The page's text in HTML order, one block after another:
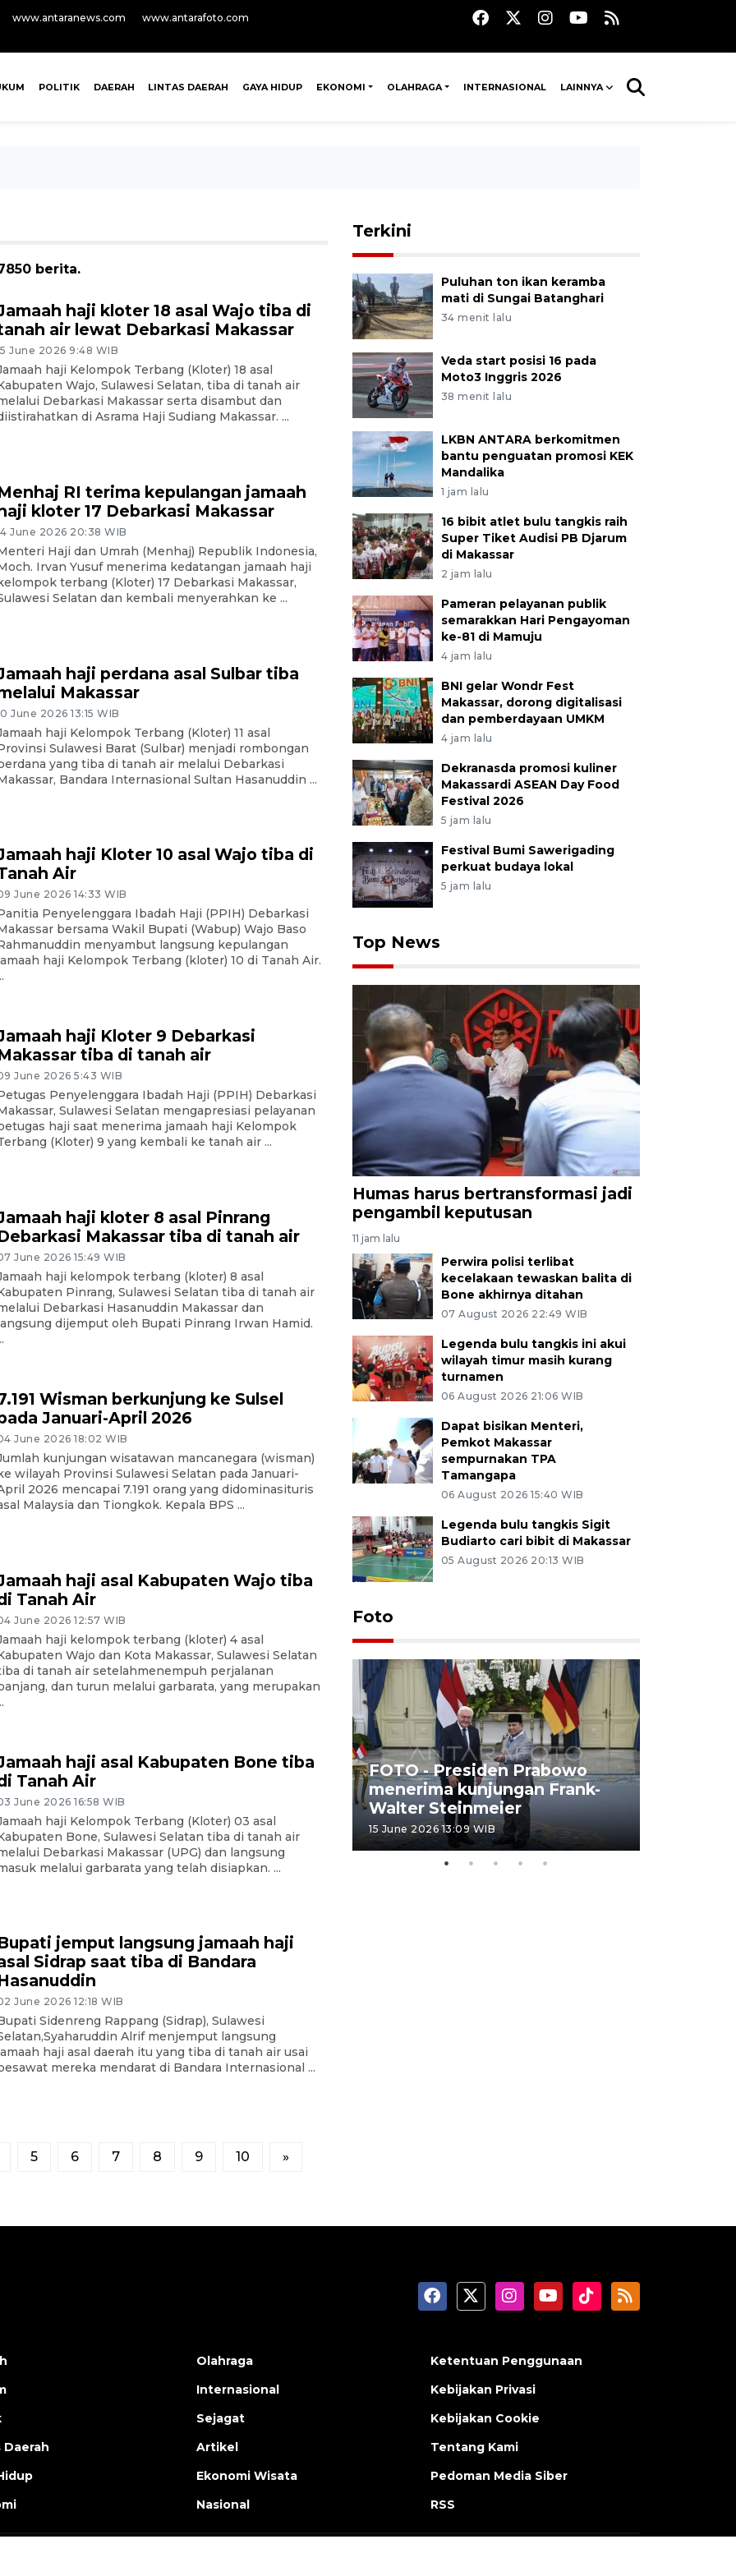
www.antaranews.com www.antarafoto.com
POLITIK DAERAH LINTAS DAERAH GAYA HIDUP EKONOMI OLAHRAGA INTERNASIONAL LAINNYA
berita.
haji kloter 18 asal Wajo tiba di
air lewat Debarkasi Makassar
June 2026 9:48 WIB
haji Kelompok Terbang (Kloter) 18 asal
Wajo, Sulawesi Selatan, tiba di tanah air
Debarkasi Makassar serta disambut dan
di Asrama Haji Sudiang Makassar. ...
RI terima kepulangan jamaah
kloter 17 Debarkasi Makassar
June 2026 20:38 WIB
Haji dan Umrah (Menhaj) Republik Indonesia,
Irvan Yusuf menerima kedatangan jamaah haji
terbang (Kloter) 17 Debarkasi Makassar,
Selatan dan kembali menyerahkan ke ...
haji perdana asal Sulbar tiba
Makassar
June 2026 13:15 WIB
haji Kelompok Terbang (Kloter) 11 asal
Sulawesi Barat (Sulbar) menjadi rombongan
yang tiba di tanah air melalui Debarkasi
Bandara Internasional Sultan Hasanuddin ...
haji Kloter 10 asal Wajo tiba di
Air
June 2026 14:33 WIB
Penyelenggara Ibadah Haji (PPIH) Debarkasi
bersama Wakil Bupati (Wabup) Wajo Baso
menyambut langsung kepulangan
haji Kelompok Terbang (kloter) 10 di Tanah Air.
haji Kloter 9 Debarkasi
tiba di tanah air
June 2026 5:43 WIB
Penyelenggara Ibadah Haji (PPIH) Debarkasi
Sulawesi Selatan mengapresiasi pelayanan
haji saat menerima jamaah haji Kelompok
(Kloter) 9 yang kembali ke tanah air ...
haji kloter 8 asal Pinrang
Makassar tiba di tanah air
June 2026 15:49 WIB
haji kelompok terbang (kloter) 8 asal
Pinrang, Sulawesi Selatan tiba di tanah air
Debarkasi Hasanuddin Makassar dan
dijemput oleh Bupati Pinrang Irwan Hamid.
Wisman berkunjung ke Sulsel
Januari-April 2026
June 2026 18:02 WIB
kunjungan wisatawan mancanegara (wisman)
wilayah Provinsi Sulawesi Selatan pada Januari-
2026 mencapai 7.191 orang yang didominasituris
Malaysia dan Tiongkok. Kepala BPS ...
haji asal Kabupaten Wajo tiba
Tanah Air
June 2026 12:57 WIB
haji kelompok terbang (kloter) 4 asal
Wajo dan Kota Makassar, Sulawesi Selatan
di tanah air setelahmenempuh perjalanan
dan turun melalui garbarata, yang merupakan
haji asal Kabupaten Bone tiba
Tanah Air
June 2026 16:58 WIB
haji Kelompok Terbang (Kloter) 03 asal
Bone, Sulawesi Selatan tiba di tanah air
Debarkasi Makassar (UPG) dan langsung
melalui garbarata yang telah disiapkan. ...
jemput langsung jamaah haji
Sidrap saat tiba di Bandara
June 2026 12:18 WIB
Sidenreng Rappang (Sidrap), Sulawesi
Alrif menjemput langsung
haji asal daerah itu yang tiba di tanah air usai
mereka mendarat di Bandara Internasional ...
5 6 7 8 9 10 »
Terkini
Puluhan ton ikan keramba
mati di Sungai Batanghari
34 menit lalu
Veda start posisi 16 pada
Moto3 Inggris 2026
38 menit lalu
LKBN ANTARA berkomitmen
bantu penguatan promosi KEK
Mandalika
1 jam lalu
16 bibit atlet bulu tangkis raih
Super Tiket Audisi PB Djarum
di Makassar
2 jam lalu
Pameran pelayanan publik
semarakkan Hari Pengayoman
ke-81 di Mamuju
4 jam lalu
BNI gelar Wondr Fest
Makassar, dorong digitalisasi
dan pemberdayaan UMKM
4 jam lalu
Dekranasda promosi kuliner
Makassardi ASEAN Day Food
Festival 2026
5 jam lalu
Festival Bumi Sawerigading
perkuat budaya lokal
5 jam lalu
Top News
Humas harus bertransformasi jadi
pengambil keputusan
11 jam lalu
Perwira polisi terlibat
kecelakaan tewaskan balita di
Bone akhirnya ditahan
07 August 2026 22:49 WIB
Legenda bulu tangkis ini akui
wilayah timur masih kurang
turnamen
06 August 2026 21:06 WIB
Dapat bisikan Menteri,
Pemkot Makassar
sempurnakan TPA
Tamangapa
06 August 2026 15:40 WIB
Legenda bulu tangkis Sigit
Budiarto cari bibit di Makassar
05 August 2026 20:13 WIB
Foto
FOTO - Kirab memperingati
HUT ke-80 Raja Keraton
Yogyakarta
02 April 2026 12:51 WIB
FOTO - Presiden Prabowo
menerima kunjungan Frank-
Walter Steinmeier
15 June 2026 13:09 WIB
Olahraga
Internasional
Sejagat
Artikel
Ekonomi Wisata
Nasional
Ketentuan Penggunaan
Kebijakan Privasi
Kebijakan Cookie
Tentang Kami
Pedoman Media Siber
RSS